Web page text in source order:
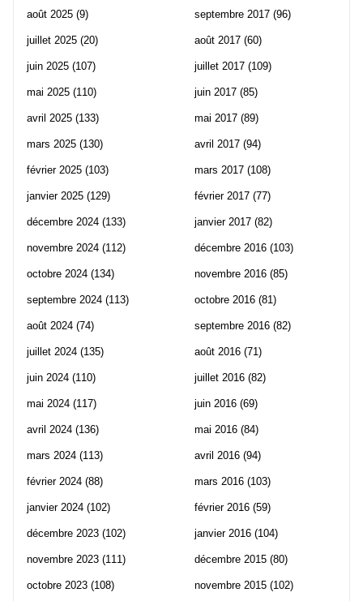
août 2025 (9)
juillet 2025 (20)
juin 2025 (107)
mai 2025 (110)
avril 2025 (133)
mars 2025 (130)
février 2025 (103)
janvier 2025 (129)
décembre 2024 (133)
novembre 2024 (112)
octobre 2024 (134)
septembre 2024 (113)
août 2024 (74)
juillet 2024 (135)
juin 2024 (110)
mai 2024 (117)
avril 2024 (136)
mars 2024 (113)
février 2024 (88)
janvier 2024 (102)
décembre 2023 (102)
novembre 2023 (111)
octobre 2023 (108)
septembre 2017 (96)
août 2017 (60)
juillet 2017 (109)
juin 2017 (85)
mai 2017 (89)
avril 2017 (94)
mars 2017 (108)
février 2017 (77)
janvier 2017 (82)
décembre 2016 (103)
novembre 2016 (85)
octobre 2016 (81)
septembre 2016 (82)
août 2016 (71)
juillet 2016 (82)
juin 2016 (69)
mai 2016 (84)
avril 2016 (94)
mars 2016 (103)
février 2016 (59)
janvier 2016 (104)
décembre 2015 (80)
novembre 2015 (102)